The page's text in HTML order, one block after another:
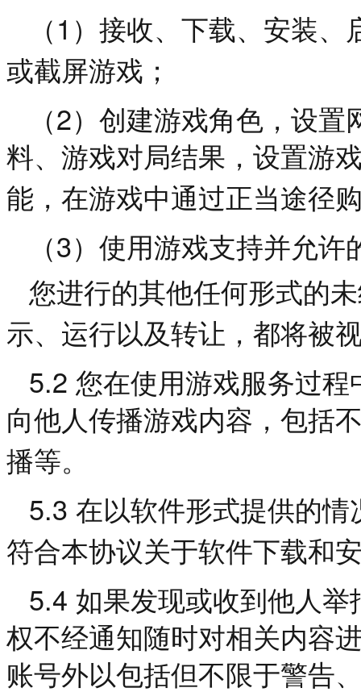
（ 1 ）接收、下载、安装、
或截屏游戏；
（2）创建游戏角色，设置
料、游戏对局结果，设置游
能，在游戏中通过正当途径
（3）使用游戏支持并允许
您进行的其他任何形式的
示、运行以及转让，都将被
5.2 您在使用游戏服务过
向他人传播游戏内容，包括
播等。
5.3 在以软件形式提供的
符合本协议关于软件下载和
5.4 如果发现或收到他人
权不经通知随时对相关内容
账号外以包括但不限于警告